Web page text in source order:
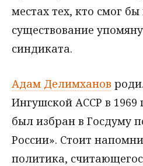
местах тех, кто смог
существование
синдиката.
Адам Делимханов
Ингушской АССР в 1969
был избран в Госдуму
России». Стоит
политика,